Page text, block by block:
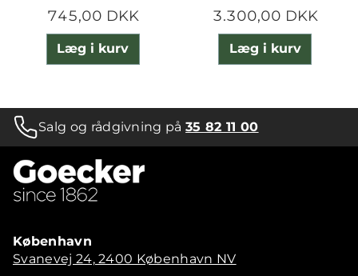
745,00 DKK
Læg i kurv
3.300,00 DKK
Læg i kurv
Salg og rådgivning på35 82 11 00
København
Svanevej 24, 2400 København NV